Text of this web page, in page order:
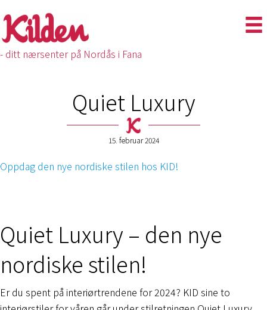
- ditt nærsenter på Nordås i Fana
Quiet Luxury
15. februar 2024
Oppdag den nye nordiske stilen hos KID!
Quiet Luxury – den nye
nordiske stilen!
Er du spent på interiørtrendene for 2024? KID sine to